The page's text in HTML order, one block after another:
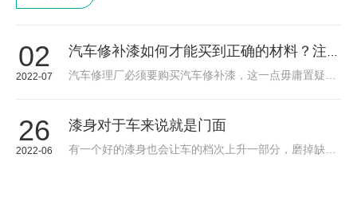
技与精益制造，为
02
2022-07
26
2022-06
漆身对于车来说就是门面